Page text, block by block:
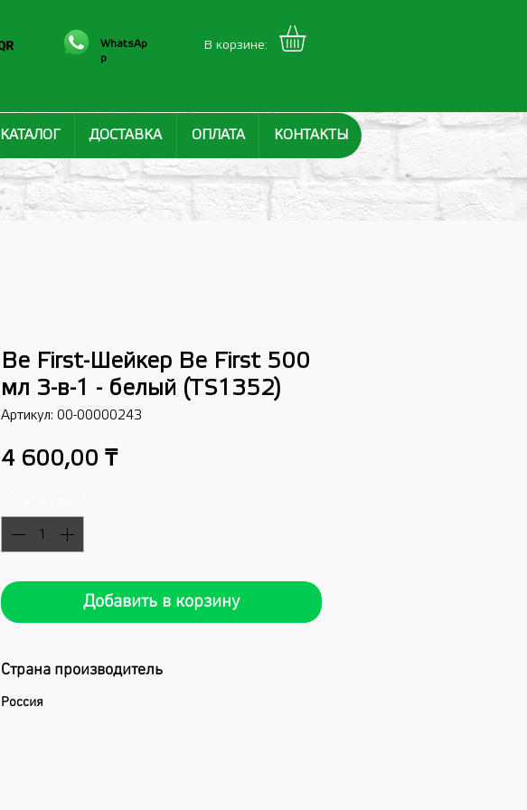
КАТАЛОГ ДОСТАВКА ОПЛАТА КОНТАКТЫ
WhatsAp
p
В корзине:
Be First-Шейкер Be First 500
мл 3-в-1 - белый (TS1352)
Артикул: 00-00000243
4 600,00 ₸Цена
Добавить в корзину
Страна производитель
Россия